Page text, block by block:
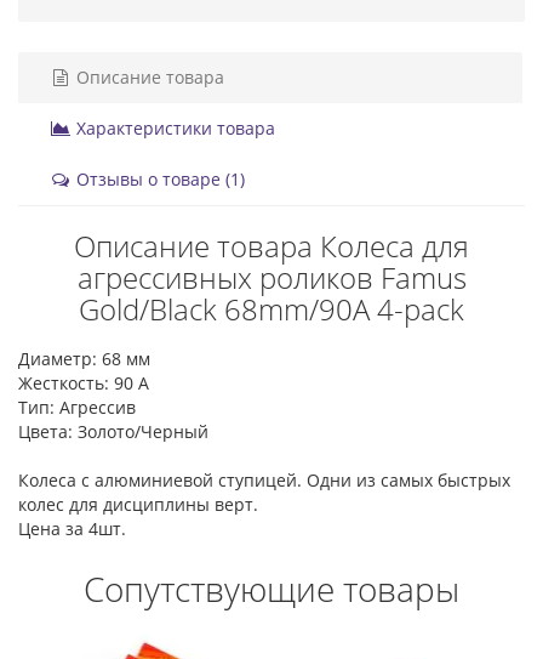
Описание товара
Характеристики товара
Отзывы о товаре (1)
Описание товара Колеса для
агрессивных роликов Famus
Gold/Black 68mm/90A 4-pack
Диаметр: 68 мм
Жесткость: 90 А
Тип: Агрессив
Цвета: Золото/Черный
Колеса с алюминиевой ступицей. Одни из самых быстрых
колес для дисциплины верт.
Цена за 4шт.
Сопутствующие товары